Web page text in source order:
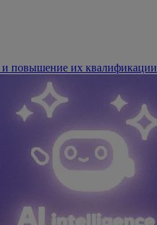
и повышение их квалификации